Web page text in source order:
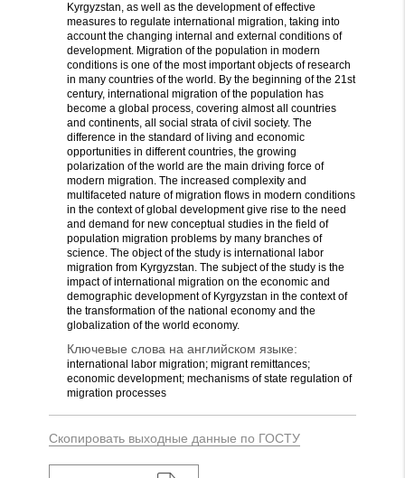
Kyrgyzstan, as well as the development of effective
measures to regulate international migration, taking into
account the changing internal and external conditions of
development. Migration of the population in modern
conditions is one of the most important objects of research
in many countries of the world. By the beginning of the 21st
century, international migration of the population has
become a global process, covering almost all countries
and continents, all social strata of civil society. The
difference in the standard of living and economic
opportunities in different countries, the growing
polarization of the world are the main driving force of
modern migration. The increased complexity and
multifaceted nature of migration flows in modern conditions
in the context of global development give rise to the need
and demand for new conceptual studies in the field of
population migration problems by many branches of
science. The object of the study is international labor
migration from Kyrgyzstan. The subject of the study is the
impact of international migration on the economic and
demographic development of Kyrgyzstan in the context of
the transformation of the national economy and the
globalization of the world economy.
Ключевые слова на английском языке:
international labor migration; migrant remittances;
economic development; mechanisms of state regulation of
migration processes
Скопировать выходные данные по ГОСТУ